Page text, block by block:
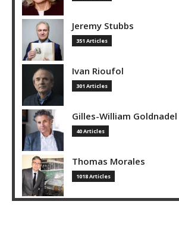
Jeremy Stubbs
351 Articles
Ivan Rioufol
301 Articles
Gilles-William Goldnadel
40 Articles
Thomas Morales
1018 Articles